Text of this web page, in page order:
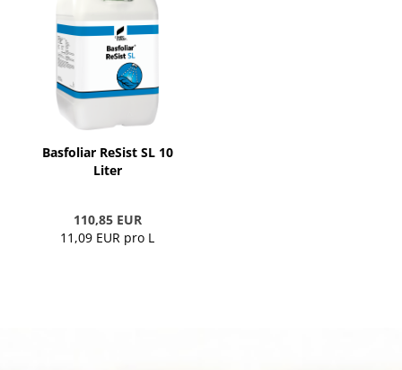
Basfoliar ReSist SL 10
Liter
110,85 EUR
11,09 EUR pro L